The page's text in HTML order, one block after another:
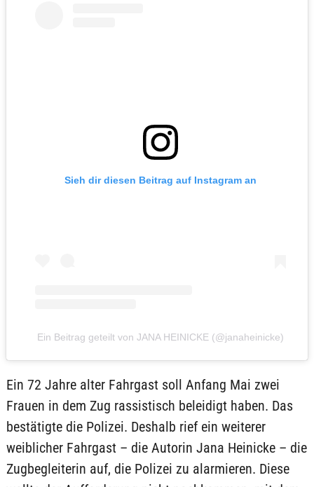
Sieh dir diesen Beitrag auf Instagram an
Ein Beitrag geteilt von JANA HEINICKE (@janaheinicke)
Ein 72 Jahre alter Fahrgast soll Anfang Mai zwei
Frauen in dem Zug rassistisch beleidigt haben. Das
bestätigte die Polizei. Deshalb rief ein weiterer
weiblicher Fahrgast – die Autorin Jana Heinicke – die
Zugbegleiterin auf, die Polizei zu alarmieren. Diese